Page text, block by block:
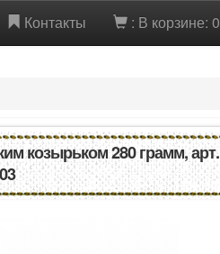
Контакты : В корзине: 0
козырьком 280 грамм, арт.